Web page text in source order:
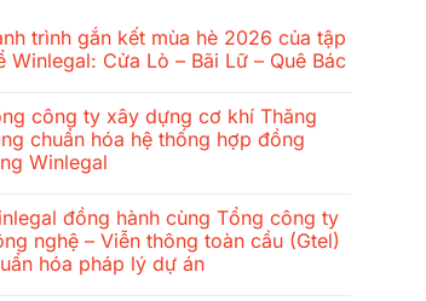
trình gắn kết mùa hè 2026 của tập
Winlegal: Cửa Lò – Bãi Lữ – Quê Bác
công ty xây dựng cơ khí Thăng
chuẩn hóa hệ thống hợp đồng
Winlegal
đồng hành cùng Tổng công ty
nghệ – Viễn thông toàn cầu (Gtel)
hóa pháp lý dự án